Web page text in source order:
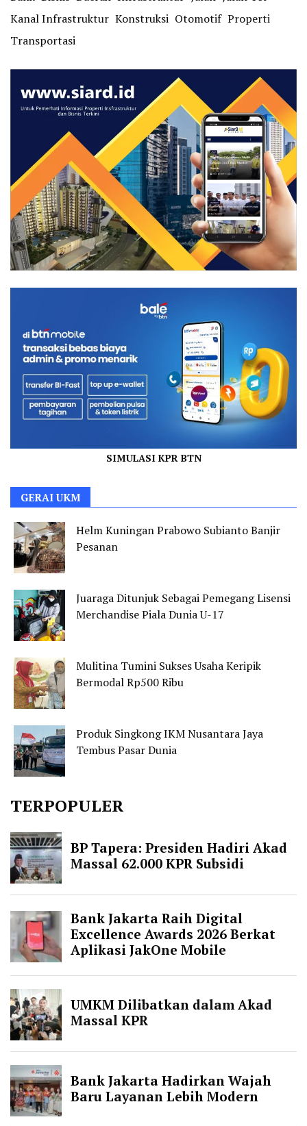
Kanal Infrastruktur Konstruksi Otomotif Properti
Transportasi
SIMULASI KPR BTN
GERAI UKM
Helm Kuningan Prabowo Subianto Banjir
Pesanan
Juaraga Ditunjuk Sebagai Pemegang Lisensi
Merchandise Piala Dunia U-17
Mulitina Tumini Sukses Usaha Keripik
Bermodal Rp500 Ribu
Produk Singkong IKM Nusantara Jaya
Tembus Pasar Dunia
TERPOPULER